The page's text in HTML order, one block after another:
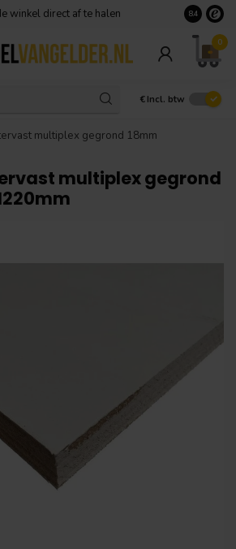
winkel direct af te halen 8.4
0
€ Incl. btw
multiplex gegrond 18mm
multiplex gegrond